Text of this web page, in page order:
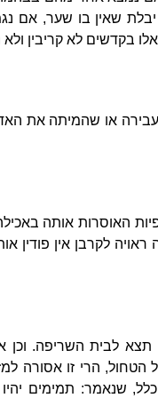
יבלת שאין בו שער,
בקדשים לא קריבין
או שהמיתה את
האוסרות אותה
לקרבן אין פודין
לבית השריפה. וכן
הטחול, הרי זו אסורה
שנאמר: תמימים